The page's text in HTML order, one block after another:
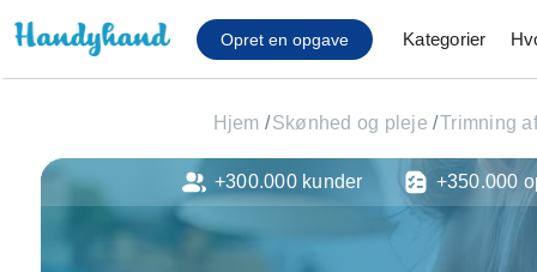
Opret en opgave Kategorier
Affaldsfjernelse
Afhentning af
Hjem /Skønhed og pleje /Trimning
+300.000 kunder +350.000